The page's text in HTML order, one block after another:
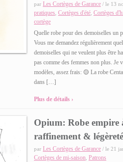
par Les Cortèges de Garance / le 13
pratiques Cortèges d'été Cortèges
cortège
Quelle robe pour des demoiselles un
Vous me demandez régulièrement
demoiselles qui ne veulent plus être
pas comme des femmes non plus. Je
modèles, assez frais: 🟡 La robe
dans […]
Plus de détails ›
Opium: Robe
raffinement & légèreté
par Les Cortèges de Garance / le 21
Cortèges de mi-saison Patrons